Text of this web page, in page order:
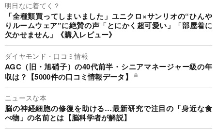
明日なに着てく？
「全種類買ってしまいました」ユニクロ×サンリオの“ひんや
りルームウェア”に絶賛の声「とにかく超可愛い」「部屋着に
欠かせません」《購入レビュー》
ダイヤモンド・口コミ情報
AGC（旧・旭硝子）の40代前半・シニアマネージャー級の年
収は？【5000件の口コミ情報データ】
ニュースな本
脳の神経細胞の修復を助ける…最新研究で注目の「身近な食
べ物」の名前とは【脳科学者が解説】